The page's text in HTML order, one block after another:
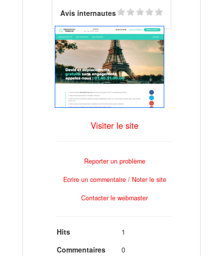
Avis internautes
Visiter le site
Reporter un problème
Ecrire un commentaire / Noter le site
Contacter le webmaster
Hits
1
Commentaires
0